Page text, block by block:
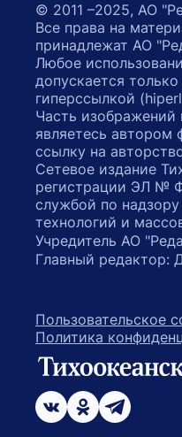
© 2011 –2025, АО
Все права на
принадлежат АО
Любое
допускается
гиперссылкой
Часть изображений
являетесь
ссылку на
Сетевое издание
регистрации ЭЛ №
службой по
технологий и
Учредитель АО
Главный редактор:
Пользовательское
Политика
возрастное
ссылка на
ссылка на
ссылка